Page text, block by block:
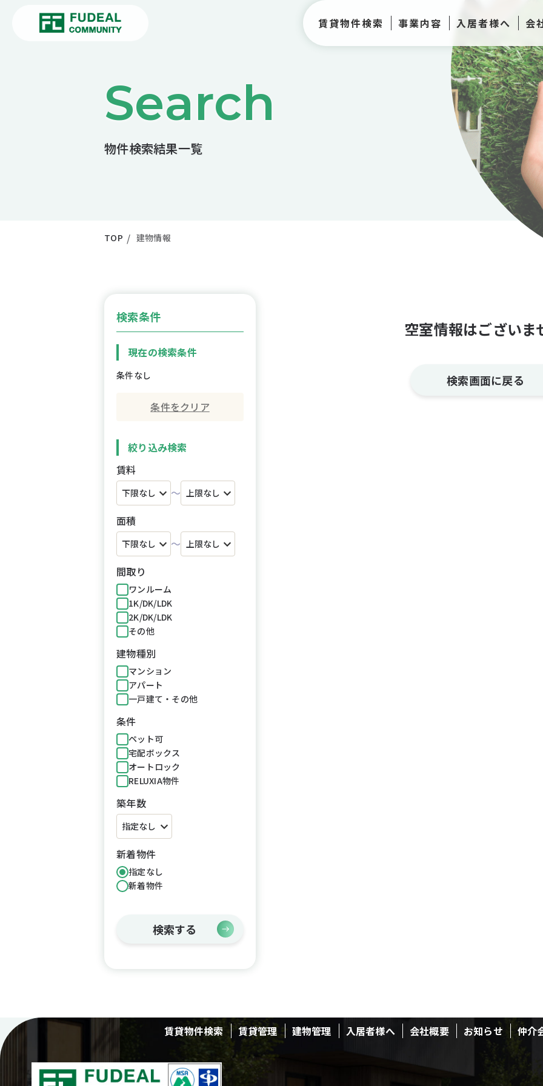
賃貸物件検索 事業内容 入居者様へ 会
物件検索結果一覧
Search
TOP 建物情報
検索条件
現在の検索条件
条件なし
条件をクリア
絞り込み検索
賃料
～
面積
～
間取り
ワンルーム
1K/DK/LDK
2K/DK/LDK
その他
建物種別
マンション
アパート
一戸建て・その他
条件
ペット可
宅配ボックス
オートロック
RELUXIA物件
築年数
新着物件
指定なし
新着物件
検索する
空室情報はございま
検索画面に戻る
賃貸物件検索 賃貸管理 建物管理 入居者様へ 会社概要 お知らせ 仲介